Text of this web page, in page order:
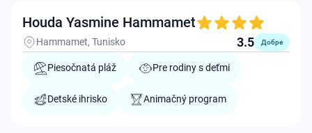
Houda Yasmine Hammamet
Hammamet, Tunisko 3.5 Добре
Piesočnatá pláž Pre rodiny s deťmi
Detské ihrisko Animačný program